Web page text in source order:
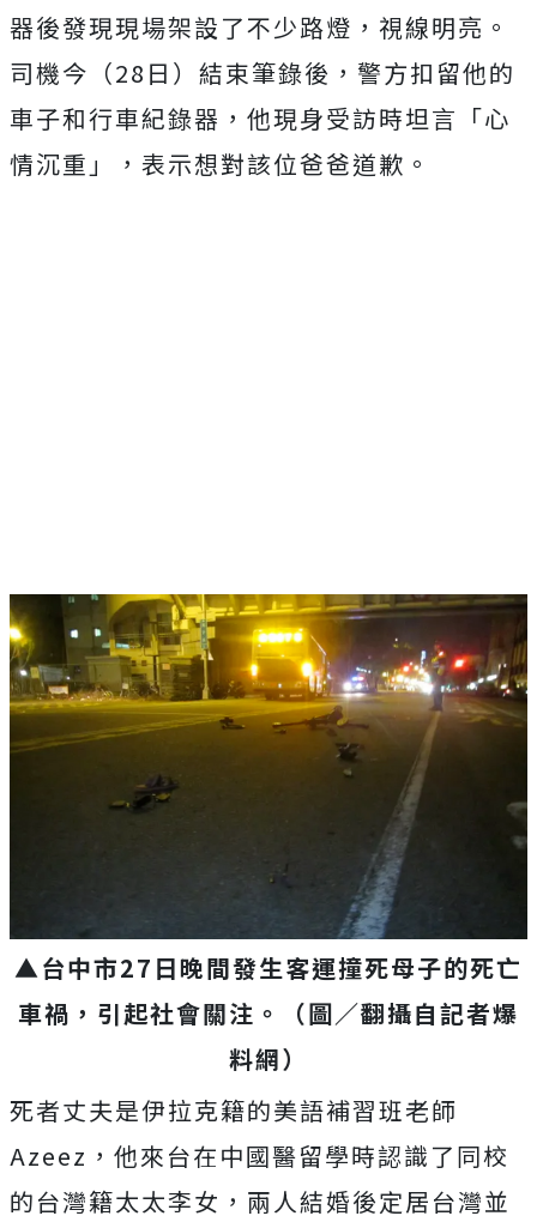
器後發現現場架設了不少路燈，視線明亮。
司機今（28日）結束筆錄後，警方扣留他的
車子和行車紀錄器，他現身受訪時坦言「心
情沉重」，表示想對該位爸爸道歉。
▲台中市27日晚間發生客運撞死母子的死亡
車禍，引起社會關注。（圖／翻攝自記者爆
料網）
死者丈夫是伊拉克籍的美語補習班老師
Azeez，他來台在中國醫留學時認識了同校
的台灣籍太太李女，兩人結婚後定居台灣並